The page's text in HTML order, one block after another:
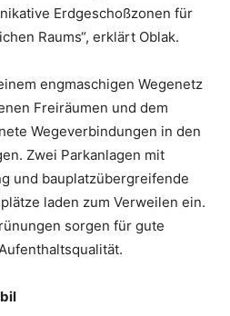
Erdgeschoßzonen für
Raums“, erklärt Oblak.
engmaschigen Wegenetz
Freiräumen und dem
Wegeverbindungen in den
Zwei Parkanlagen mit
und bauplatzübergreifende
laden zum Verweilen ein.
sorgen für gute